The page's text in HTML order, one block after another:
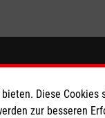
Diese
zur besseren